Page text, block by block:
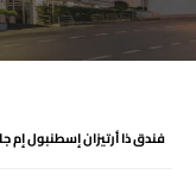
فندق ذا أرتيزان إسطنبول إم